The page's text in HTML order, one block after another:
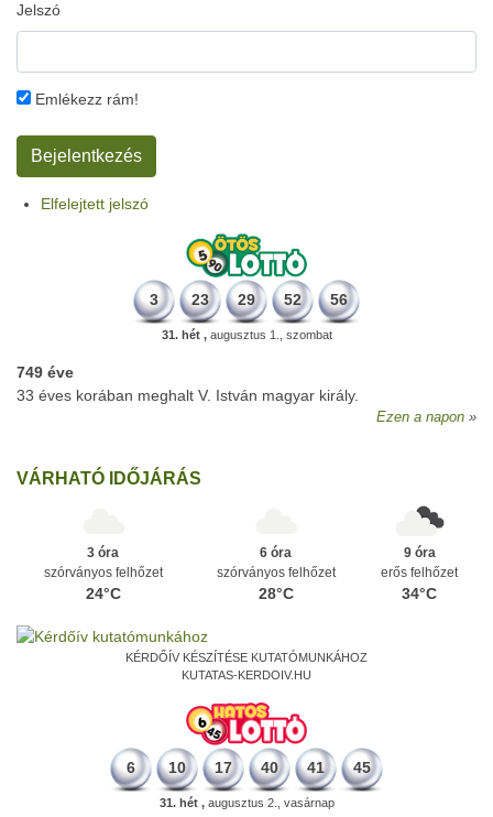
Jelszó
Emlékezz rám!
Elfelejtett jelszó
3 23 29 52 56
31. hét ,augusztus 1., szombat
749 éve
33 éves korában meghalt V. István magyar király.
Ezen a napon
VÁRHATÓ IDŐJÁRÁS
3 óra
szórványos felhőzet
24°C
6 óra
szórványos felhőzet
28°C
9 óra
erős felhőzet
34°C
KÉRDŐÍV KÉSZÍTÉSE KUTATÓMUNKÁHOZ
KUTATAS-KERDOIV.HU
6 10 17 40 41 45
31. hét ,augusztus 2., vasárnap